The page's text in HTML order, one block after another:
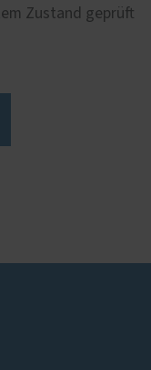
Zustand geprüft